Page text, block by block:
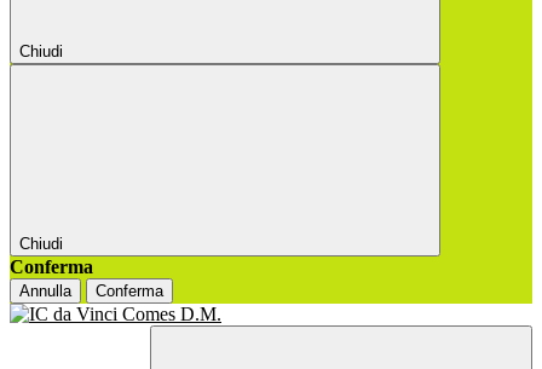
Chiudi
Chiudi
Conferma
Annulla Conferma